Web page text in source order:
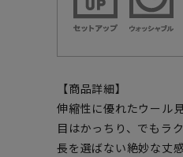
【商品詳細】
伸縮性に優れたウール
目はかっちり、でもラ
長を選ばない絶妙な丈